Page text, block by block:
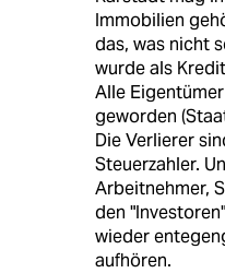
Immobilien
das, was nicht
wurde als
Alle
geworden
Die Verlierer
Steuerzahler.
Arbeitnehmer,
den
wieder
aufhören.